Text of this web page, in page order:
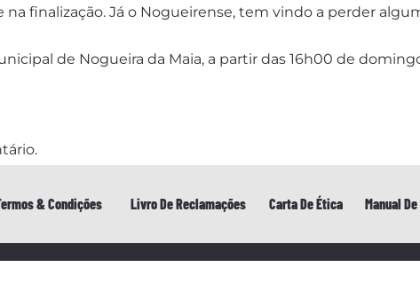
finalização. Já o Nogueirense, tem vindo a perder
de Nogueira da Maia, a partir das 16h00 de
& Condições Livro De Reclamações Carta De Ética Manual